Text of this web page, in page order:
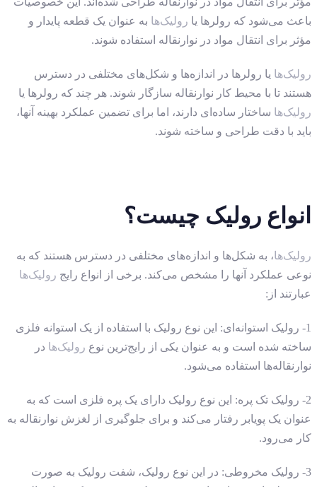
باعث می‌شود که رولرها یا رولیک‌ها به عنوان یک قطعه پایدار و
مؤثر برای انتقال مواد در نوارنقاله استفاده شوند.
رولیک‌ها یا رولرها در اندازه‌ها و شکل‌های مختلفی در دسترس
هستند تا با محیط کار نوارنقاله سازگار شوند. هر چند که رولرها یا
رولیک‌ها ساختار ساده‌ای دارند، اما برای تضمین عملکرد بهینه آنها،
باید با دقت طراحی و ساخته شوند.
انواع رولیک چیست؟
رولیک‌ها، به شکل‌ها و اندازه‌های مختلفی در دسترس هستند که به
نوعی عملکرد آنها را مشخص می‌کند. برخی از انواع رایج رولیک‌ها
عبارتند از:
1- رولیک استوانه‌ای: این نوع رولیک با استفاده از یک استوانه فلزی
ساخته شده است و به عنوان یکی از رایج‌ترین نوع رولیک‌ها در
نوارنقاله‌ها استفاده می‌شود.
2- رولیک تک پره: این نوع رولیک دارای یک پره فلزی است که به
عنوان یک پویابر رفتار می‌کند و برای جلوگیری از لغزش نوارنقاله به
کار می‌رود.
3- رولیک مخروطی: در این نوع رولیک، شفت رولیک به صورت